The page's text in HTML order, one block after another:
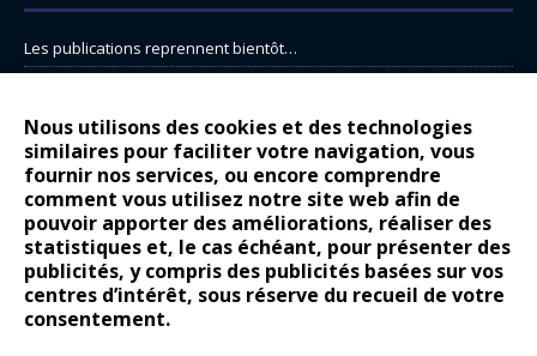
Nous utilisons des cookies et des technologies
similaires pour faciliter votre navigation, vous
fournir nos services, ou encore comprendre
comment vous utilisez notre site web afin de
pouvoir apporter des améliorations, réaliser des
statistiques et, le cas échéant, pour présenter des
publicités, y compris des publicités basées sur vos
centres d’intérêt, sous réserve du recueil de votre
consentement.
Les publications reprennent bientôt…
14 juillet : nouveau film de marque pour Citroën
Renault Espace : voyage, voyage…
Peugeot E-208 GTi : naissance d’une légende
COMMENTAIRES RÉCENTS
Bernard DardartdansDacia Sandero : pour les gens vrais